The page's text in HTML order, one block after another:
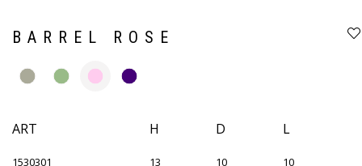
BARREL ROSE
ART H D L
1530301 13 10 10